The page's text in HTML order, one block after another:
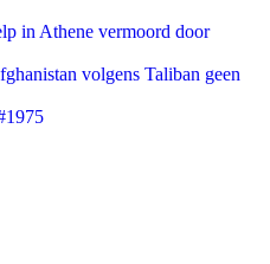
in Athene vermoord door
volgens Taliban geen